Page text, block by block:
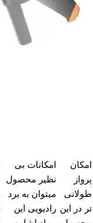
امکان
پرواز
طولانی
تر در این
امکانات بی
نظیر محصول
میتوان به برد
رادیویی این